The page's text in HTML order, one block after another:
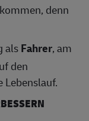
denn
alsFahrer, am
den
Lebenslauf.